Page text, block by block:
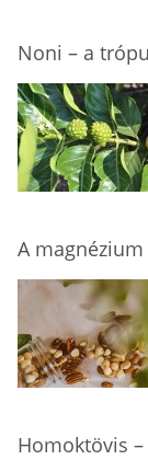
Noni – a
A
Homoktövis